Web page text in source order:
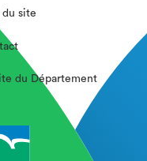
du site
du Département